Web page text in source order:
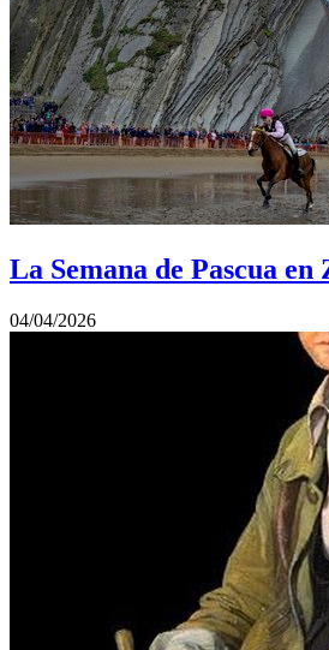
La Semana de Pascua
04/04/2026